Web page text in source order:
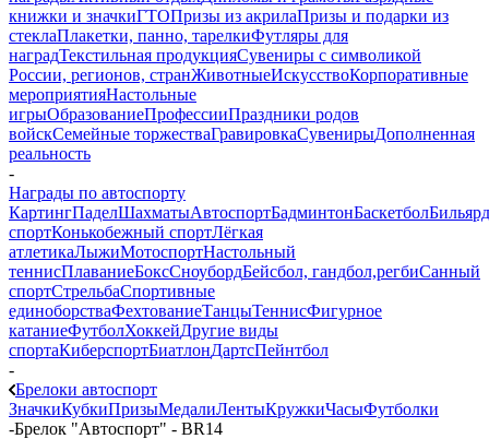
книжки и значкиГТОПризы из акрилаПризы и подарки из
стеклаПлакетки, панно, тарелкиФутляры для
наградТекстильная продукцияСувениры с символикой
России, регионов, странЖивотныеИскусствоКорпоративные
мероприятияНастольные
игрыОбразованиеПрофессииПраздники родов
войскСемейные торжестваГравировкаСувенирыДополненная
реальность
-
Награды по автоспорту
КартингПаделШахматыАвтоспортБадминтонБаскетболБильярд
спортКонькобежный спортЛёгкая
атлетикаЛыжиМотоспортНастольный
теннисПлаваниеБоксСноубордБейсбол, гандбол,регбиСанный
спортСтрельбаСпортивные
единоборстваФехтованиеТанцыТеннисФигурное
катаниеФутболХоккейДругие виды
спортаКиберспортБиатлонДартсПейнтбол
-
Брелоки автоспорт
ЗначкиКубкиПризыМедалиЛентыКружкиЧасыФутболки
-Брелок "Автоспорт" - BR14